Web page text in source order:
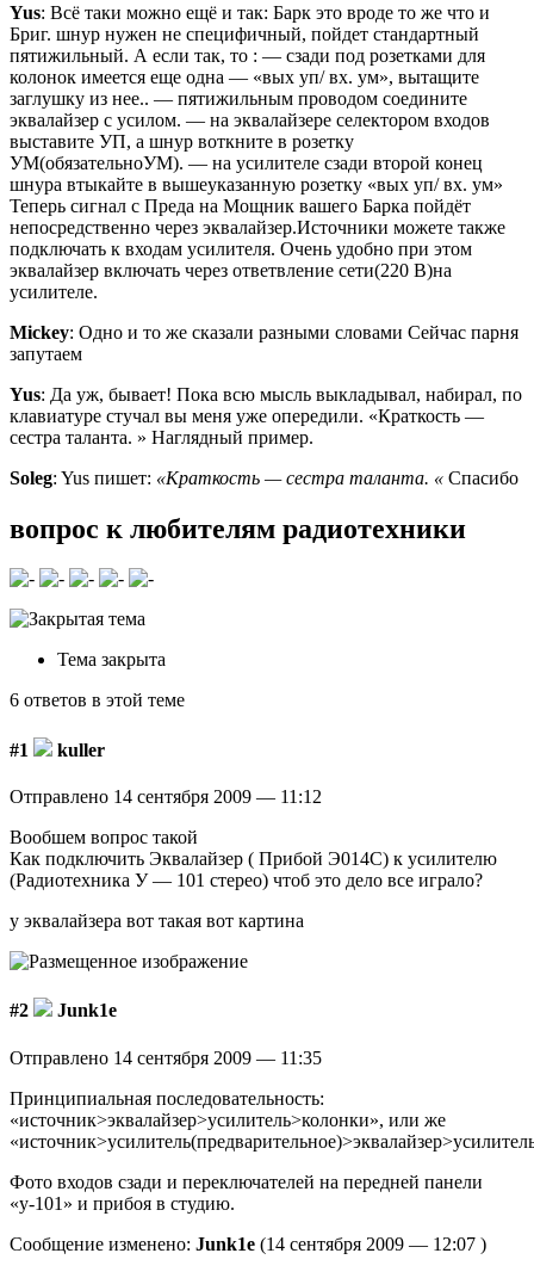
Yus: Всё таки можно ещё и так: Барк это вроде то же что и
Бриг. шнур нужен не специфичный, пойдет стандартный
пятижильный. А если так, то : — сзади под розетками для
колонок имеется еще одна — «вых уп/ вх. ум», вытащите
заглушку из нее.. — пятижильным проводом соедините
эквалайзер с усилом. — на эквалайзере селектором входов
выставите УП, а шнур воткните в розетку
УМ(обязательноУМ). — на усилителе сзади второй конец
шнура втыкайте в вышеуказанную розетку «вых уп/ вх. ум»
Теперь сигнал с Преда на Мощник вашего Барка пойдёт
непосредственно через эквалайзер.Источники можете также
подключать к входам усилителя. Очень удобно при этом
эквалайзер включать через ответвление сети(220 В)на
усилителе.
Mickey: Одно и то же сказали разными словами Сейчас парня
запутаем
Yus: Да уж, бывает! Пока всю мысль выкладывал, набирал, по
клавиатуре стучал вы меня уже опередили. «Краткость —
сестра таланта. » Наглядный пример.
Soleg: Yus пишет: «Краткость — сестра таланта. « Спасибо
вопрос к любителям радиотехники
Тема закрыта
6 ответов в этой теме
#1 kuller
Отправлено 14 сентября 2009 — 11:12
Вообшем вопрос такой
Как подключить Эквалайзер ( Прибой Э014С) к усилителю
(Радиотехника У — 101 стерео) чтоб это дело все играло?
у эквалайзера вот такая вот картина
#2 Junk1e
Отправлено 14 сентября 2009 — 11:35
Принципиальная последовательность:
«источник>эквалайзер>усилитель>колонки», или же
Фото входов сзади и переключателей на передней панели
«у-101» и прибоя в студию.
Сообщение изменено: Junk1e (14 сентября 2009 — 12:07 )